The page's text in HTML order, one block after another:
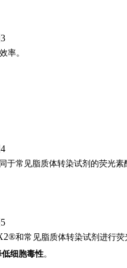
率。
于常见脂质体转染试剂的荧光素
和常见脂质体转染试剂进行
细胞毒性。